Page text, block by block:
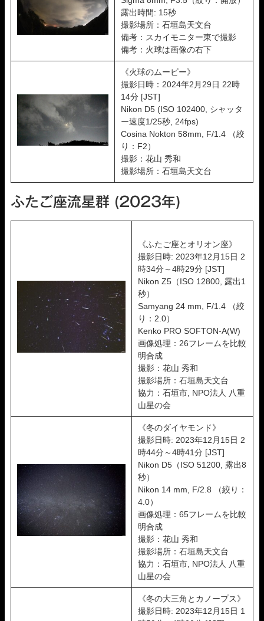
露出時間: 15秒
撮影場所：石垣島天文台
備考：スカイモニター東で撮影
備考：火球は画像の右下
《火球のムービー》
撮影日時：2024年2月29日 22時
14分 [JST]
Nikon D5 (ISO 102400, シャッタ
ー速度1/25秒, 24fps)
Cosina Nokton 58mm, F/1.4 （絞
り：F2）
撮影：花山 秀和
撮影場所：石垣島天文台
ふたご座流星群 (2023年)
《ふたご座とオリオン座》
撮影日時: 2023年12月15日 2
時34分～4時29分 [JST]
Nikon Z5（ISO 12800, 露出1
秒）
Samyang 24 mm, F/1.4 （絞
り：2.0）
Kenko PRO SOFTON-A(W)
画像処理：26フレームを比較
明合成
撮影：花山 秀和
撮影場所：石垣島天文台
協力：石垣市, NPO法人 八重
山星の会
《冬のダイヤモンド》
撮影日時: 2023年12月15日 2
時44分～4時41分 [JST]
Nikon D5（ISO 51200, 露出8
秒）
Nikon 14 mm, F/2.8 （絞り：
4.0）
画像処理：65フレームを比較
明合成
撮影：花山 秀和
撮影場所：石垣島天文台
協力：石垣市, NPO法人 八重
山星の会
《冬の大三角とカノープス》
撮影日時: 2023年12月15日 1